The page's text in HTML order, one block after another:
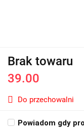
Brak towaru
39.00
Do przechowalni
Powiadom gdy